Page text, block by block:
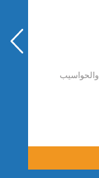
والحواسيب
prev